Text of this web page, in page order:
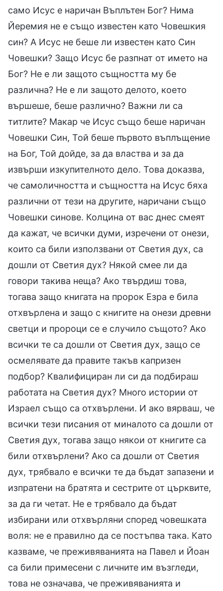
само Исус е наричан Въплътен Бог? Нима
Йеремия не е също известен като Човешкия
син? А Исус не беше ли известен като Син
Човешки? Защо Исус бе разпнат от името на
Бог? Не е ли защото същността му бе
различна? Не е ли защото делото, което
вършеше, беше различно? Важни ли са
титлите? Макар че Исус също беше наричан
Човешки Син, Той беше първото въплъщение
на Бог, Той дойде, за да властва и за да
извърши изкупителното дело. Това доказва,
че самоличността и същността на Исус бяха
различни от тези на другите, наричани също
Човешки синове. Колцина от вас днес смеят
да кажат, че всички думи, изречени от онези,
които са били използвани от Светия дух, са
дошли от Светия дух? Някой смее ли да
говори такива неща? Ако твърдиш това,
тогава защо книгата на пророк Езра е била
отхвърлена и защо с книгите на онези древни
светци и пророци се е случило същото? Ако
всички те са дошли от Светия дух, защо се
осмелявате да правите такъв капризен
подбор? Квалифициран ли си да подбираш
работата на Светия дух? Много истории от
Израел също са отхвърлени. И ако вярваш, че
всички тези писания от миналото са дошли от
Светия дух, тогава защо някои от книгите са
били отхвърлени? Ако са дошли от Светия
дух, трябвало е всички те да бъдат запазени и
изпратени на братята и сестрите от църквите,
за да ги четат. Не е трябвало да бъдат
избирани или отхвърляни според човешката
воля: не е правилно да се постъпва така. Като
казваме, че преживяванията на Павел и Йоан
са били примесени с личните им възгледи,
това не означава, че преживяванията и